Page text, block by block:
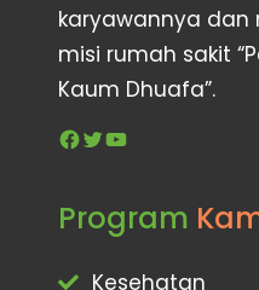
karyawannya dan
misi rumah sakit
Kaum Dhuafa”.
Facebook Twitter YouTube
Program
Kesehatan